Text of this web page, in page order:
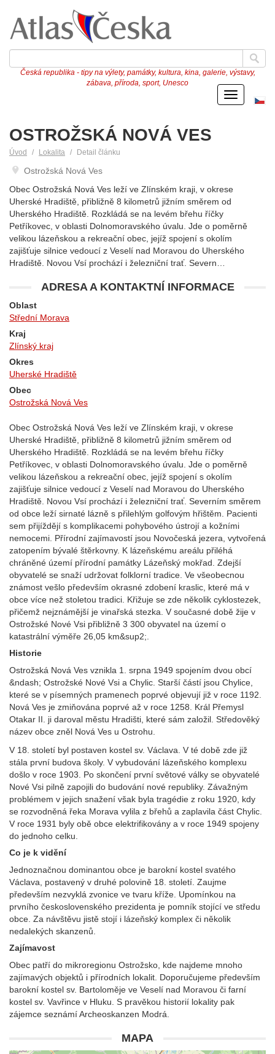
Česká republika - tipy na výlety, památky, kultura, kina, galerie, výstavy,
zábava, příroda, sport, Unesco
Menu
OSTROŽSKÁ NOVÁ VES
Úvod Lokalita Detail článku
Ostrožská Nová Ves
Obec Ostrožská Nová Ves leží ve Zlínském kraji, v okrese
Uherské Hradiště, přibližně 8 kilometrů jižním směrem od
Uherského Hradiště. Rozkládá se na levém břehu říčky
Petříkovec, v oblasti Dolnomoravského úvalu. Jde o poměrně
velikou lázeňskou a rekreační obec, jejíž spojení s okolím
zajišťuje silnice vedoucí z Veselí nad Moravou do Uherského
Hradiště. Novou Vsí prochází i železniční trať. Severn…
ADRESA A KONTAKTNÍ INFORMACE
Oblast
Střední Morava
Kraj
Zlínský kraj
Okres
Uherské Hradiště
Obec
Ostrožská Nová Ves
Obec Ostrožská Nová Ves leží ve Zlínském kraji, v okrese
Uherské Hradiště, přibližně 8 kilometrů jižním směrem od
Uherského Hradiště. Rozkládá se na levém břehu říčky
Petříkovec, v oblasti Dolnomoravského úvalu. Jde o poměrně
velikou lázeňskou a rekreační obec, jejíž spojení s okolím
zajišťuje silnice vedoucí z Veselí nad Moravou do Uherského
Hradiště. Novou Vsí prochází i železniční trať. Severním směrem
od obce leží sirnaté lázně s přilehlým golfovým hřištěm. Pacienti
sem přijíždějí s komplikacemi pohybového ústrojí a kožními
nemocemi. Přírodní zajímavostí jsou Novočeská jezera, vytvořená
zatopením bývalé štěrkovny. K lázeňskému areálu přiléhá
chráněné území přírodní památky Lázeňský mokřad. Zdejší
obyvatelé se snaží udržovat folklorní tradice. Ve všeobecnou
známost vešlo především okrasné zdobení kraslic, které má v
obce více než stoletou tradici. Křižuje se zde několik cyklostezek,
přičemž nejznámější je vinařská stezka. V současné době žije v
Ostrožské Nové Vsi přibližně 3 300 obyvatel na území o
katastrální výměře 26,05 km&sup2;.
Historie
Ostrožská Nová Ves vznikla 1. srpna 1949 spojením dvou obcí
&ndash; Ostrožské Nové Vsi a Chylic. Starší částí jsou Chylice,
které se v písemných pramenech poprvé objevují již v roce 1192.
Nová Ves je zmiňována poprvé až v roce 1258. Král Přemysl
Otakar II. ji daroval městu Hradišti, které sám založil. Středověký
název obce zněl Nová Ves u Ostrohu.
V 18. století byl postaven kostel sv. Václava. V té době zde již
stála první budova školy. V vybudování lázeňského komplexu
došlo v roce 1903. Po skončení první světové války se obyvatelé
Nové Vsi pilně zapojili do budování nové republiky. Závažným
problémem v jejich snažení však byla tragédie z roku 1920, kdy
se rozvodněná řeka Morava vylila z břehů a zaplavila část Chylic.
V roce 1931 byly obě obce elektrifikovány a v roce 1949 spojeny
do jednoho celku.
Co je k vidění
Jednoznačnou dominantou obce je barokní kostel svatého
Václava, postavený v druhé polovině 18. století. Zaujme
především nezvyklá zvonice ve tvaru kříže. Upomínkou na
prvního československého prezidenta je pomník stojící ve středu
obce. Za návštěvu jistě stojí i lázeňský komplex či několik
nedalekých skanzenů.
Zajímavost
Obec patří do mikroregionu Ostrožsko, kde najdeme mnoho
zajímavých objektů i přírodních lokalit. Doporučujeme především
barokní kostel sv. Bartoloměje ve Veselí nad Moravou či farní
kostel sv. Vavřince v Hluku. S pravěkou historií lokality pak
zájemce seznámí Archeoskanzen Modrá.
MAPA